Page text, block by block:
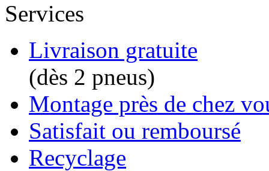
Services
Livraison gratuite
(dès 2 pneus)
Montage près de chez
Satisfait ou remboursé
Recyclage